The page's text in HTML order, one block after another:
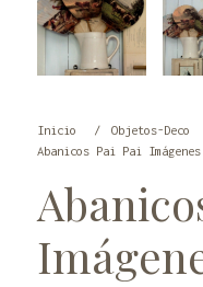
Inicio Objetos-Deco
Abanicos Pai Pai Imágenes